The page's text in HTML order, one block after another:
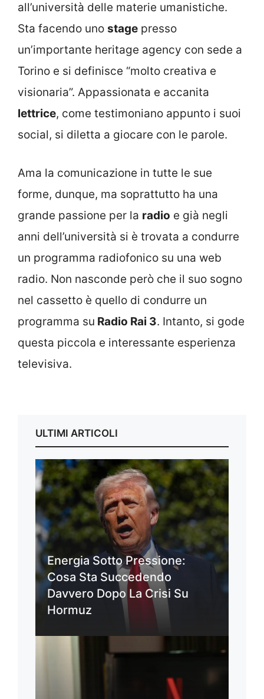
all’università delle materie umanistiche.
Sta facendo uno stage presso
un’importante heritage agency con sede a
Torino e si definisce “molto creativa e
visionaria”. Appassionata e accanita
lettrice, come testimoniano appunto i suoi
social, si diletta a giocare con le parole.
Ama la comunicazione in tutte le sue
forme, dunque, ma soprattutto ha una
grande passione per la radio e già negli
anni dell’università si è trovata a condurre
un programma radiofonico su una web
radio. Non nasconde però che il suo sogno
nel cassetto è quello di condurre un
programma su Radio Rai 3. Intanto, si gode
questa piccola e interessante esperienza
televisiva.
ULTIMI ARTICOLI
Energia Sotto Pressione:
Cosa Sta Succedendo
Davvero Dopo La Crisi Su
Hormuz